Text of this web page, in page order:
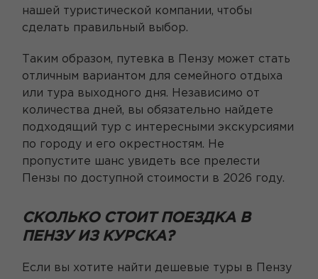
нашей туристической компании, чтобы
сделать правильный выбор.
Таким образом, путевка в Пензу может стать
отличным вариантом для семейного отдыха
или тура выходного дня. Независимо от
количества дней, вы обязательно найдете
подходящий тур с интересными экскурсиями
по городу и его окрестностям. Не
пропустите шанс увидеть все прелести
Пензы по доступной стоимости в 2026 году.
СКОЛЬКО СТОИТ ПОЕЗДКА В
ПЕНЗУ ИЗ КУРСКА?
Если вы хотите найти дешевые туры в Пензу